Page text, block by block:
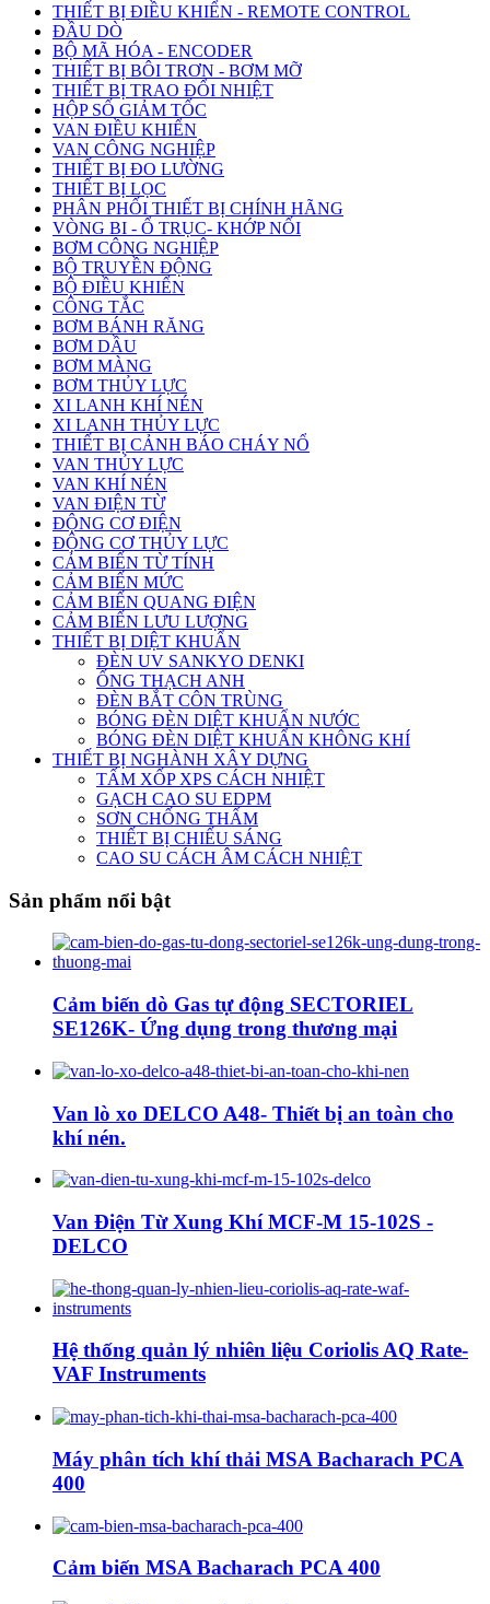
THIẾT BỊ ĐIỀU KHIỂN - REMOTE CONTROL
ĐẦU DÒ
BỘ MÃ HÓA - ENCODER
THIẾT BỊ BÔI TRƠN - BƠM MỠ
THIẾT BỊ TRAO ĐỔI NHIỆT
HỘP SỐ GIẢM TỐC
VAN ĐIỀU KHIỂN
VAN CÔNG NGHIỆP
THIẾT BỊ ĐO LƯỜNG
THIẾT BỊ LỌC
PHÂN PHỐI THIẾT BỊ CHÍNH HÃNG
VÒNG BI - Ổ TRỤC- KHỚP NỐI
BƠM CÔNG NGHIỆP
BỘ TRUYỀN ĐỘNG
BỘ ĐIỀU KHIỂN
CÔNG TẮC
BƠM BÁNH RĂNG
BƠM DẦU
BƠM MÀNG
BƠM THỦY LỰC
XI LANH KHÍ NÉN
XI LANH THỦY LỰC
THIẾT BỊ CẢNH BÁO CHÁY NỔ
VAN THỦY LỰC
VAN KHÍ NÉN
VAN ĐIỆN TỪ
ĐỘNG CƠ ĐIỆN
ĐỘNG CƠ THỦY LỰC
CẢM BIẾN TỪ TÍNH
CẢM BIẾN MỨC
CẢM BIẾN QUANG ĐIỆN
CẢM BIẾN LƯU LƯỢNG
THIẾT BỊ DIỆT KHUẨN
ĐÈN UV SANKYO DENKI
ỐNG THẠCH ANH
ĐÈN BẮT CÔN TRÙNG
BÓNG ĐÈN DIỆT KHUẨN NƯỚC
BÓNG ĐÈN DIỆT KHUẨN KHÔNG KHÍ
THIẾT BỊ NGHÀNH XÂY DỰNG
TẤM XỐP XPS CÁCH NHIỆT
GẠCH CAO SU EDPM
SƠN CHỐNG THẤM
THIẾT BỊ CHIẾU SÁNG
CAO SU CÁCH ÂM CÁCH NHIỆT
Sản phẩm nổi bật
Cảm biến dò Gas tự động SECTORIEL
SE126K- Ứng dụng trong thương mại
Van lò xo DELCO A48- Thiết bị an toàn cho
khí nén.
Van Điện Từ Xung Khí MCF-M 15-102S -
DELCO
Hệ thống quản lý nhiên liệu Coriolis AQ Rate-
VAF Instruments
Máy phân tích khí thải MSA Bacharach PCA
400
Cảm biến MSA Bacharach PCA 400